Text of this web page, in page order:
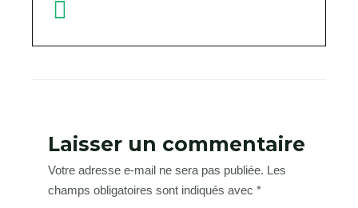
Laisser un commentaire
Votre adresse e-mail ne sera pas publiée. Les
champs obligatoires sont indiqués avec *